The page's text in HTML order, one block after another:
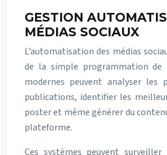
GESTION
MÉDIAS SOCIAUX
L’automatisation des médias
de la simple programmation de
modernes peuvent analyser les
publications, identifier les
poster et même générer du
plateforme.
Ces systèmes peuvent